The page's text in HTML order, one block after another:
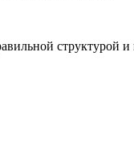
структурой и